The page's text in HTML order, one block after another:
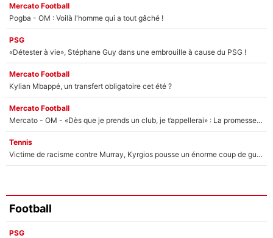
Mercato Football
Pogba - OM : Voilà l'homme qui a tout gâché !
PSG
«Détester à vie», Stéphane Guy dans une embrouille à cause du PSG !
Mercato Football
Kylian Mbappé, un transfert obligatoire cet été ?
Mercato Football
Mercato - OM - «Dès que je prends un club, je t’appellerai» : La promesse de Marcelino au moment de claquer la porte
Tennis
Victime de racisme contre Murray, Kyrgios pousse un énorme coup de gueule !
Football
PSG